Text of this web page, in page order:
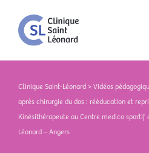
Clinique Saint-Léonard >Vidéos
après chirurgie du dos : rééducation et
Kinésithérapeute au Centre medico sportif
Léonard – Angers